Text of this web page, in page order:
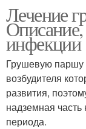
Лечение
инфекции
Грушевую паршу
возбудителя
развития,
надземная
периода.